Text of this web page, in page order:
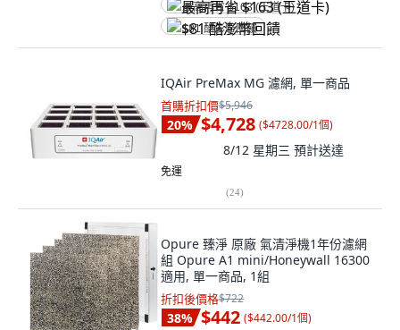
最高再省 $163 (王道卡)
$81 酷澎幣回饋
IQAir PreMax MG 濾網, 單一商品
首購折扣價$5,946
20% $4,728 ($4728.00/1個)
8/12 星期三 預計送達
免運
(24)
Opure 臻淨 原廠 氣清淨機1年份濾網
組 Opure A1 mini/Honeywall 16300
適用, 單一商品, 1組
折扣後價格$722
38% $442 ($442.00/1個)